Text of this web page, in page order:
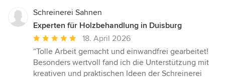
Schreinerei Sahnen
Experten für Holzbehandlung in Duisburg
Durchschnittliche
Bewertung:
5
von
18. April 2026
“Tolle Arbeit gemacht und einwandfrei gearbeitet!
Besonders wertvoll fand ich die Unterstützung mit
kreativen und praktischen Ideen der Schreinerei